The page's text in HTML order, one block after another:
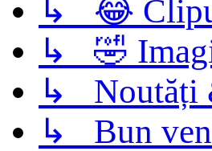
↳ 😂
↳ 🤣
↳ Noutăți
↳ Bun